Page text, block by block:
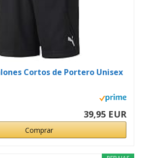
Cortos de Portero Unisex
39,95 EUR
Comprar